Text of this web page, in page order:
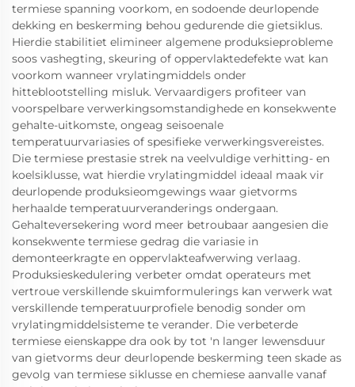
termiese spanning voorkom, en sodoende deurlopende
dekking en beskerming behou gedurende die gietsiklus.
Hierdie stabilitiet elimineer algemene produksieprobleme
soos vashegting, skeuring of oppervlaktedefekte wat kan
voorkom wanneer vrylatingmiddels onder
hitteblootstelling misluk. Vervaardigers profiteer van
voorspelbare verwerkingsomstandighede en konsekwente
gehalte-uitkomste, ongeag seisoenale
temperatuurvariasies of spesifieke verwerkingsvereistes.
Die termiese prestasie strek na veelvuldige verhitting- en
koelsiklusse, wat hierdie vrylatingmiddel ideaal maak vir
deurlopende produksieomgewings waar gietvorms
herhaalde temperatuurveranderings ondergaan.
Gehalteversekering word meer betroubaar aangesien die
konsekwente termiese gedrag die variasie in
demonteerkragte en oppervlakteafwerwing verlaag.
Produksieskedulering verbeter omdat operateurs met
vertroue verskillende skuimformulerings kan verwerk wat
verskillende temperatuurprofiele benodig sonder om
vrylatingmiddelsisteme te verander. Die verbeterde
termiese eienskappe dra ook by tot 'n langer lewensduur
van gietvorms deur deurlopende beskerming teen skade as
gevolg van termiese siklusse en chemiese aanvalle vanaf